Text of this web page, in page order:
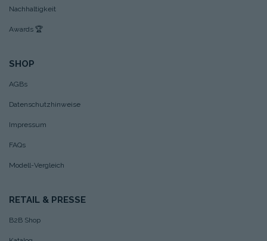
Nachhaltigkeit
Awards 🏆
SHOP
AGBs
Datenschutzhinweise
Impressum
FAQs
Modell-Vergleich
RETAIL & PRESSE
B2B Shop